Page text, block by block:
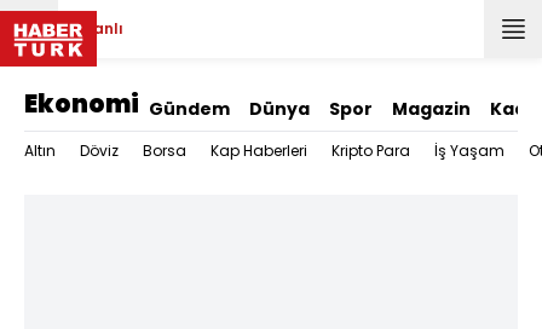
Canlı
Ekonomi Gündem Dünya Spor Magazin
Altın Döviz Borsa Kap Haberleri Kripto Para İş Yaşam